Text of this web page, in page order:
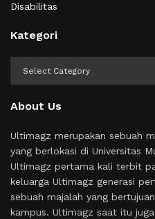
Disabilitas
Kategori
About Us
Ultimagz merupakan sebuah
yang berlokasi di Universitas
Ultimagz pertama kali terbit
keluarga Ultimagz generasi
sebuah majalah yang
kampus. Ultimagz saat itu